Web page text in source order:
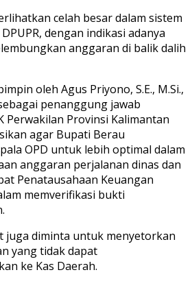
celah besar dalam sistem
dengan indikasi adanya
anggaran di balik dalih
oleh Agus Priyono, S.E., M.Si.,
sebagai penanggung jawab
Perwakilan Provinsi Kalimantan
agar Bupati Berau
OPD untuk lebih optimal dalam
anggaran perjalanan dinas dan
Penatausahaan Keuangan
memverifikasi bukti
juga diminta untuk menyetorkan
yang tidak dapat
ke Kas Daerah.